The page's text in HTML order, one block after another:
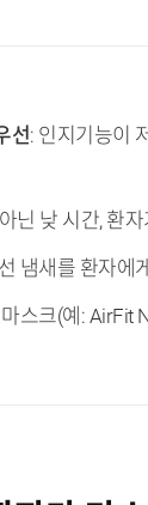
선: 인지기능이
닌 낮 시간, 환
냄새를 환자에
스크(예: AirFit